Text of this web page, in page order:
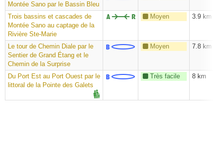
Montée Sano par le Bassin Bleu
Trois bassins et cascades de
Montée Sano au captage de la
Rivière Ste-Marie
Moyen 3.9 km
Le tour de Chemin Diale par le
Sentier de Grand Étang et le
Chemin de la Surprise
Moyen 7.8 km
Du Port Est au Port Ouest par le
littoral de la Pointe des Galets
Très facile 8 km